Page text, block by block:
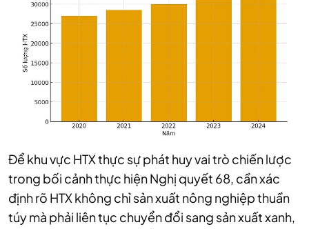
Để khu vực HTX thực sự phát huy vai trò chiến lược
trong bối cảnh thực hiện Nghị quyết 68, cần xác
định rõ HTX không chỉ sản xuất nông nghiệp thuần
túy mà phải liên tục chuyển đổi sang sản xuất xanh,